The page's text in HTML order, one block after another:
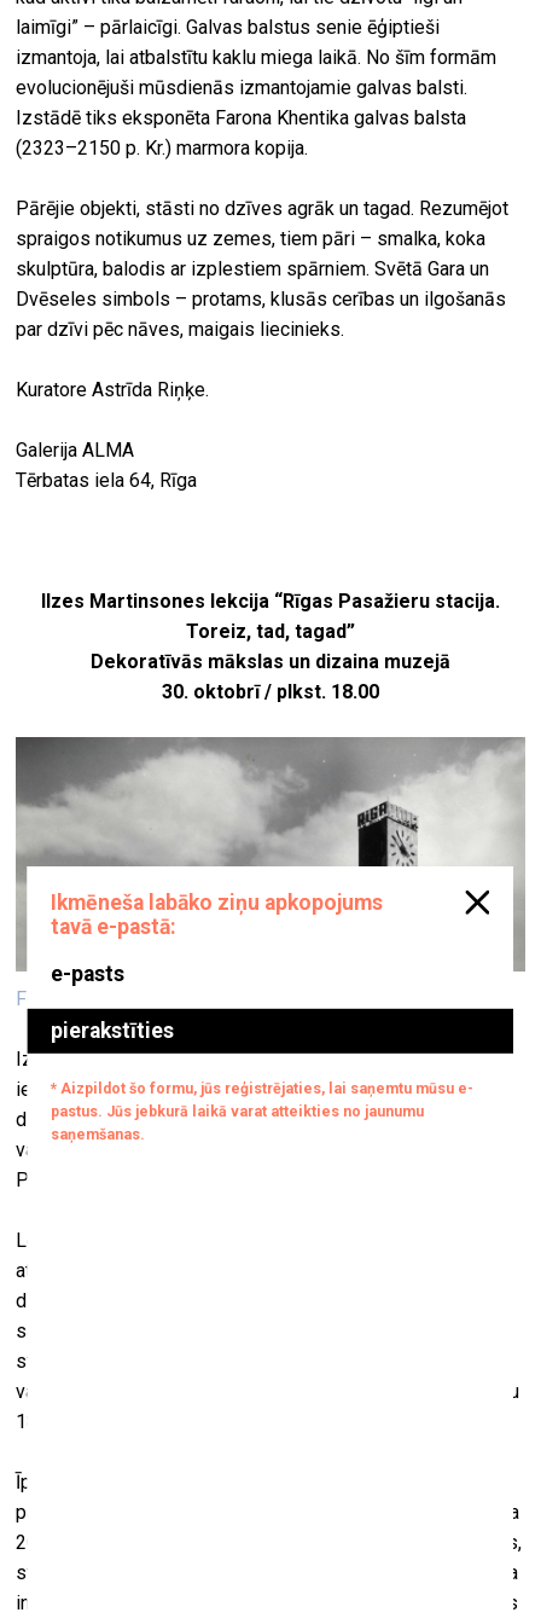
laimīgi” – pārlaicīgi. Galvas balstus senie ēģiptieši
izmantoja, lai atbalstītu kaklu miega laikā. No šīm formām
evolucionējuši mūsdienās izmantojamie galvas balsti.
Izstādē tiks eksponēta Farona Khentika galvas balsta
(2323–2150 p. Kr.) marmora kopija.
Pārējie objekti, stāsti no dzīves agrāk un tagad. Rezumējot
spraigos notikumus uz zemes, tiem pāri – smalka, koka
skulptūra, balodis ar izplestiem spārniem. Svētā Gara un
Dvēseles simbols – protams, klusās cerības un ilgošanās
par dzīvi pēc nāves, maigais liecinieks.
Kuratore Astrīda Riņķe.
Galerija ALMA
Tērbatas iela 64, Rīga
Ilzes Martinsones lekcija “Rīgas Pasažieru stacija.
Toreiz, tad, tagad”
Dekoratīvās mākslas un dizaina muzejā
30. oktobrī / plkst. 18.00
Foto: Laimonis Stīpnieks. Latvijas Arhitektūras muzejs
Izstādes “Jānis Krievs. Pagājusī nākotne” programmas
ietvaros 30. oktobrī plkst. 18.00 Dekoratīvās mākslas un
dizaina muzejā notiks Latvijas Arhitektūras muzeja
vadītājas, Mg. art. Ilzes Martinsones lekcija “Rīgas
Pasažieru stacija. Toreiz, tad, tagad”.
Lekcijas laikā tiks izzināta Rīgas Pasažieru stacijas
attīstība, sākot no 19. gadsimta, kad Rīgas-Daugavpils
dzelzceļa līnija tika atklāta, līdz mūsdienu pārmaiņām,
saistībā ar “Rail Baltica” būvniecību. Klausītāji uzzinās, kā
stacija mainījās un paplašinājās, pielāgojoties mainīgajām
vajadzībām un arhitektoniskajiem stiliem, sākot ar atklāšanu
1861. gadā un beidzot ar 20. gadsimta lielajām pārbūvēm.
Īpaša uzmanība tiks pievērsta stacijas rekonstrukcijām
padomju periodā. Īpašs notikums bija stacijas rekonstrukcija
20. gadsimta 70. gadu beigās, kuru īstenoja autoru kolektīvs,
starp kuriem bija Jānis Krievs. Lai arī projekts pamatā skāra
interjeru un vizuālās komunikācijas sistēmu, tas bija pirmais